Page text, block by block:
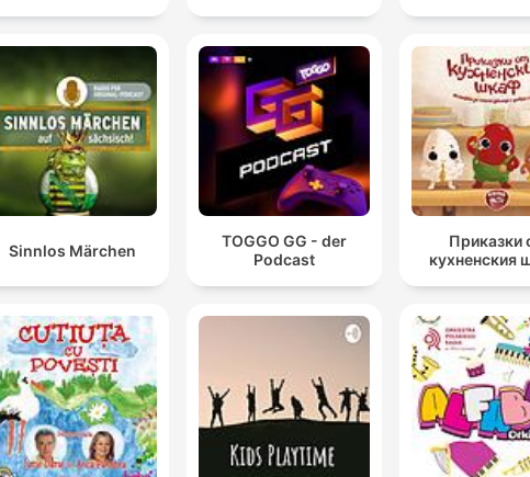
Sinnlos Märchen
TOGGO GG - der
Podcast
Приказки
кухненския